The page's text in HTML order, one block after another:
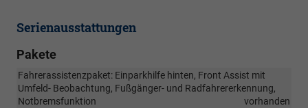
Serienausstattungen
Pakete
Fahrerassistenzpaket: Einparkhilfe hinten, Front Assist mit
Umfeld- Beobachtung, Fußgänger- und Radfahrererkennung,
Notbremsfunktion
vorhanden